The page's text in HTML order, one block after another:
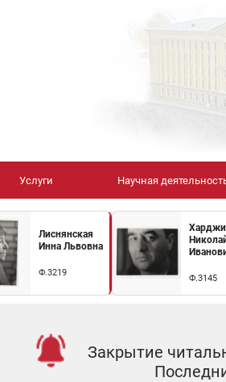
Услуги Научная
Лиснянская
Инна Львовна
Ф.3219
Ф.3145
Закрытие